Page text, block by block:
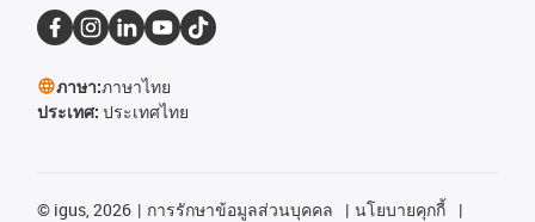
ภาษา:ภาษาไทย
ประเทศ: ประเทศไทย
© igus, 2026 การรักษาข้อมูลส่วนบุคคล
นโยบายคุกกี้